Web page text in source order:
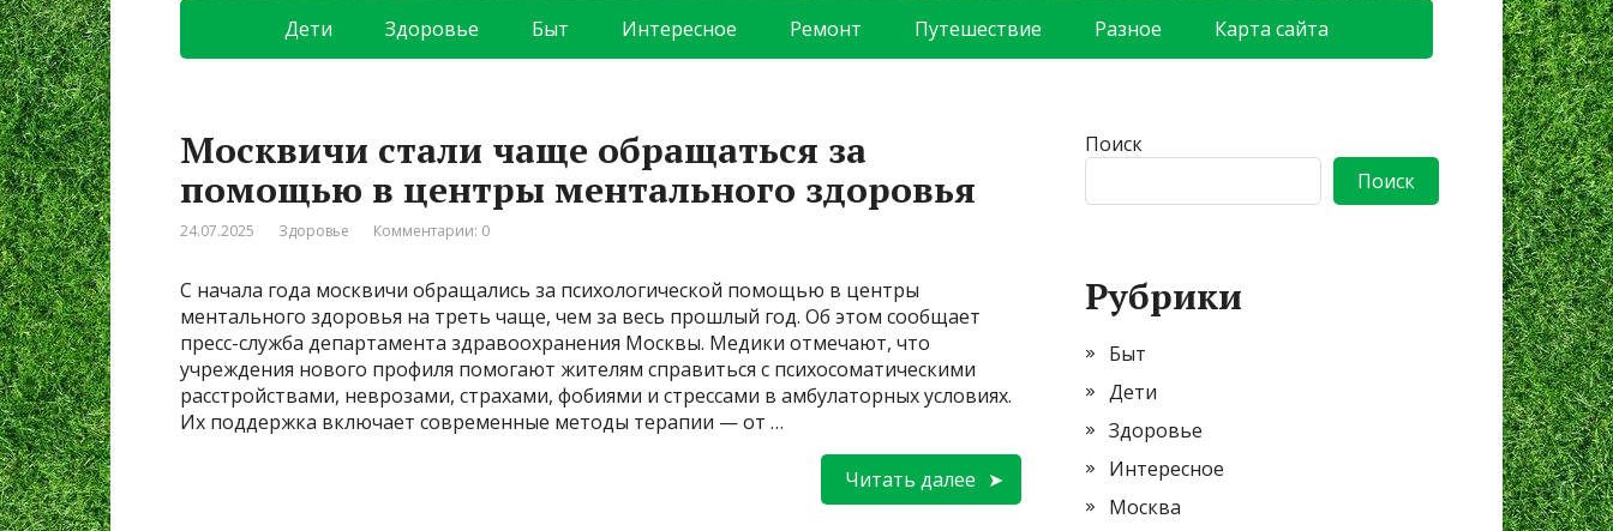
Дети Здоровье Быт Интересное Ремонт Путешествие Разное Карта сайта
Москвичи стали чаще обращаться за
помощью в центры ментального здоровья
24.07.2025 Здоровье Комментарии: 0
С начала года москвичи обращались за психологической помощью в центры
ментального здоровья на треть чаще, чем за весь прошлый год. Об этом сообщает
пресс-служба департамента здравоохранения Москвы. Медики отмечают, что
учреждения нового профиля помогают жителям справиться с психосоматическими
расстройствами, неврозами, страхами, фобиями и стрессами в амбулаторных условиях.
Их поддержка включает современные методы терапии — от …
Читать далее
Поиск
Поиск
Рубрики
Быт
Дети
Здоровье
Интересное
Москва